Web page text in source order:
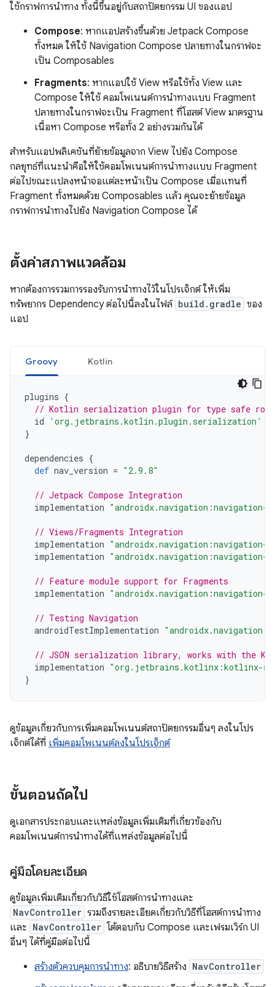
ใช้กราฟการนำทาง ทั้งนี้ขึ้นอยู่กับสถาปัตยกรรม UI ของแอป
Compose: หากแอปสร้างขึ้นด้วย Jetpack Compose
ทั้งหมด ให้ใช้ Navigation Compose ปลายทางในกราฟจะ
เป็น Composables
Fragments: หากแอปใช้ View หรือใช้ทั้ง View และ
Compose ให้ใช้ คอมโพเนนต์การนำทางแบบ Fragment
ปลายทางในกราฟจะเป็น Fragment ที่โฮสต์ View มาตรฐาน
เนื้อหา Compose หรือทั้ง 2 อย่างรวมกันได้
สำหรับแอปพลิเคชันที่ย้ายข้อมูลจาก View ไปยัง Compose
กลยุทธ์ที่แนะนำคือให้ใช้คอมโพเนนต์การนำทางแบบ Fragment
ต่อไปขณะแปลงหน้าจอแต่ละหน้าเป็น Compose เมื่อแทนที่
Fragment ทั้งหมดด้วย Composables แล้ว คุณจะย้ายข้อมูล
กราฟการนำทางไปยัง Navigation Compose ได้
ตั้งค่าสภาพแวดล้อม
หากต้องการรวมการรองรับการนำทางไว้ในโปรเจ็กต์ ให้เพิ่ม
ทรัพยากร Dependency ต่อไปนี้ลงในไฟล์ build.gradle ของ
แอป
Groovy Kotlin
plugins {
// Kotlin serialization plugin for type safe
id
'org.jetbrains.kotlin.plugin.serialization'
}
dependencies {
def nav_version = "2.9.8"
// Jetpack Compose Integration
implementation "androidx.navigation:navigation-
// Views/Fragments Integration
implementation "androidx.navigation:navigation-
implementation "androidx.navigation:navigation-
// Feature module support for Fragments
implementation "androidx.navigation:navigation-
// Testing Navigation
androidTestImplementation
// JSON serialization library, works with the
implementation "org.jetbrains.kotlinx:kotlinx-
}
ดูข้อมูลเกี่ยวกับการเพิ่มคอมโพเนนต์สถาปัตยกรรมอื่นๆ ลงในโปร
เจ็กต์ได้ที่ เพิ่มคอมโพเนนต์ลงในโปรเจ็กต์
ขั้นตอนถัดไป
ดูเอกสารประกอบและแหล่งข้อมูลเพิ่มเติมที่เกี่ยวข้องกับ
คอมโพเนนต์การนำทางได้ที่แหล่งข้อมูลต่อไปนี้
คู่มือโดยละเอียด
ดูข้อมูลเพิ่มเติมเกี่ยวกับวิธีใช้โฮสต์การนำทางและ
NavController รวมถึงรายละเอียดเกี่ยวกับวิธีที่โฮสต์การนำทาง
และ NavController โต้ตอบกับ Compose และเฟรมเวิร์ก UI
อื่นๆ ได้ที่คู่มือต่อไปนี้
สร้างตัวควบคุมการนำทาง: อธิบายวิธีสร้าง NavController